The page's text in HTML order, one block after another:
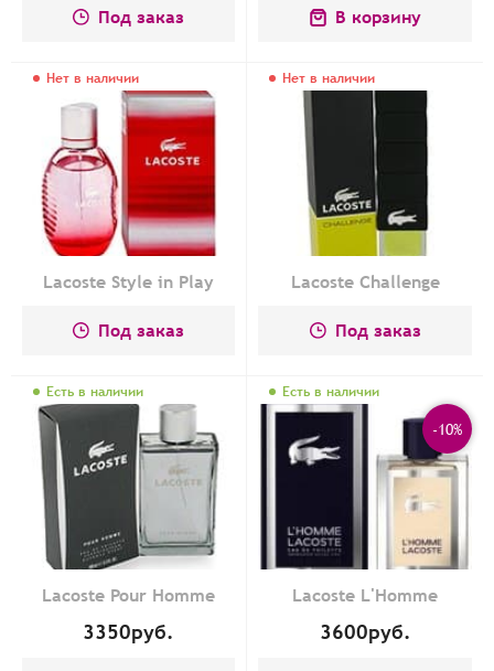
Под заказ В корзину
Нет в наличии
Lacoste Style in Play
Под заказ
Нет в наличии
Lacoste Challenge
Под заказ
Есть в наличии
Lacoste Pour Homme
3350руб.
Есть в наличии
-10%
Lacoste L'Homme
3600руб.